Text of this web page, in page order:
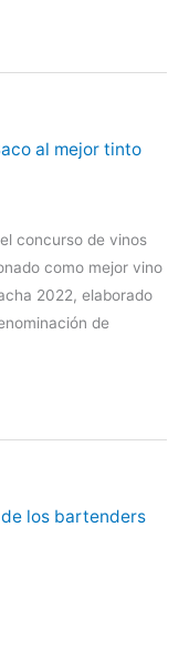
al mejor tinto
concurso de vinos
como mejor vino
2022, elaborado
de
los bartenders